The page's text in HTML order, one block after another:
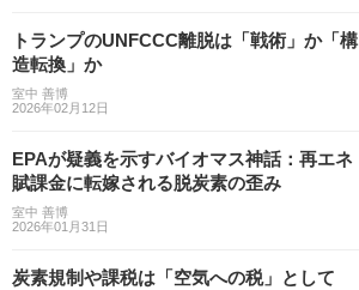
トランプのUNFCCC離脱は「戦術」か「構
造転換」か
室中 善博
2026年02月12日
EPAが疑義を示すバイオマス神話：再エネ
賦課金に転嫁される脱炭素の歪み
室中 善博
2026年01月31日
炭素規制や課税は「空気への税」として